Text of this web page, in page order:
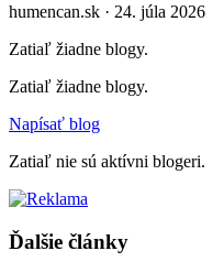
humencan.sk · 24. júla 2026
Zatiaľ žiadne blogy.
Zatiaľ žiadne blogy.
Napísať blog
Zatiaľ nie sú aktívni blogeri.
Ďalšie články